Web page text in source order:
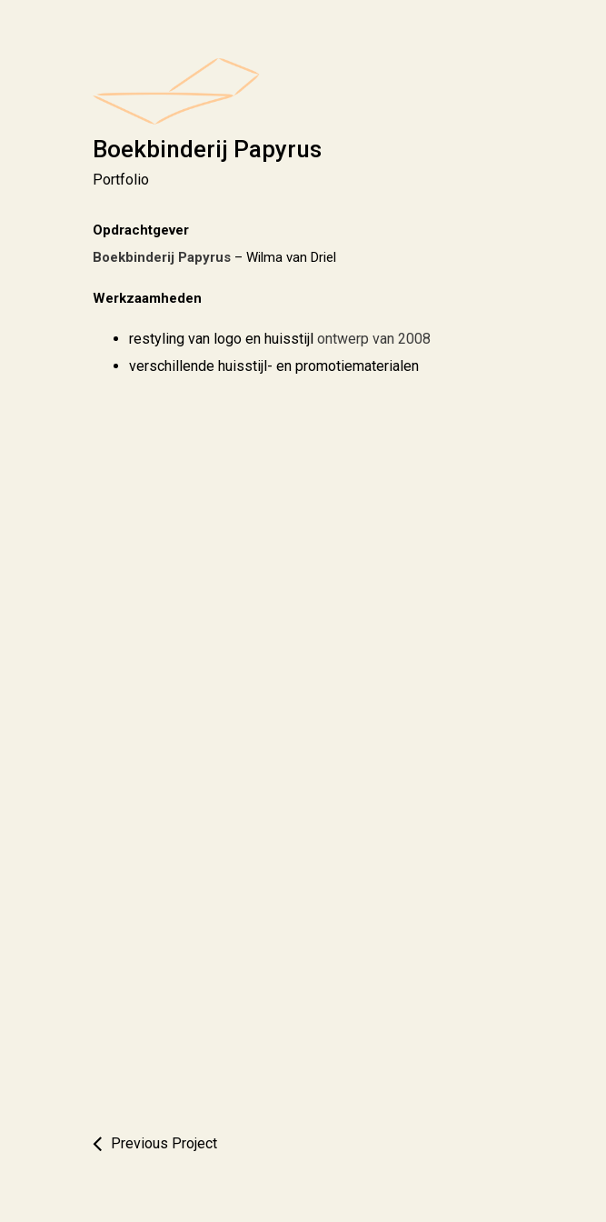
Boekbinderij Papyrus
Portfolio
Opdrachtgever
Boekbinderij Papyrus – Wilma van Driel
Werkzaamheden
restyling van logo en huisstijl ontwerp van 2008
verschillende huisstijl- en promotiematerialen
Previous Project